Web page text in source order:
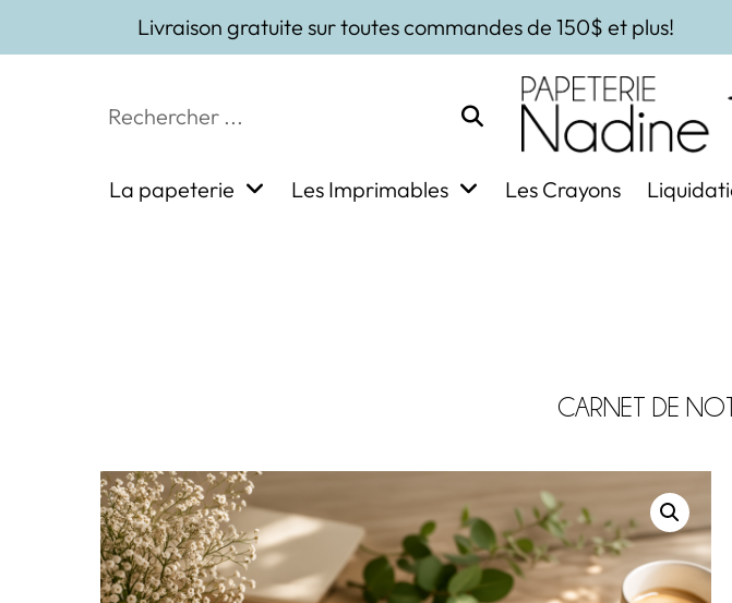
Livraison gratuite sur toutes commandes de 150$ et plus!
La papeterie Les Imprimables Les Crayons
CARNET DE